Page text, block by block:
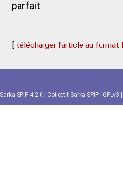
parfait.
[ télécharger l'article au format
Sarka-SPIP 4.2.0 Collectif Sarka-SPIP GPLv3